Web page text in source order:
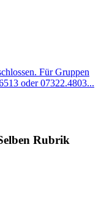
Für Gruppen
oder 07322.4803...
Rubrik